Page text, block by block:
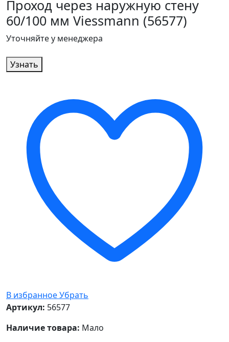
Проход через наружную стену
60/100 мм Viessmann (56577)
Уточняйте у менеджера
Узнать
В избранноеУбрать
Артикул: 56577
Наличие товара: Мало